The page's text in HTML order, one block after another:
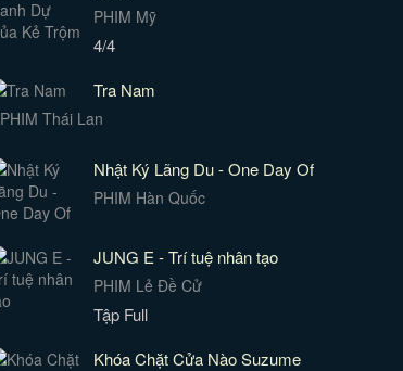
PHIM Mỹ
4/4
Tra Nam
PHIM Thái Lan
Nhật Ký Lãng Du - One Day Of
PHIM Hàn Quốc
JUNG E - Trí tuệ nhân tạo
PHIM Lẻ Đề Cử
Tập Full
Khóa Chặt Cửa Nào Suzume